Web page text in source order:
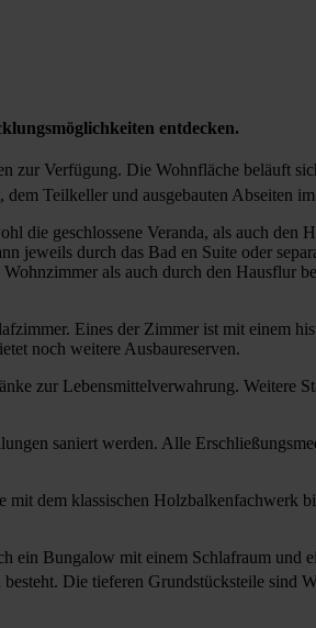
entdecken.
zur Verfügung. Die Wohnfläche beläuft
Teilkeller und ausgebauten Abseiten
die geschlossene Veranda, als auch
durch das Bad en Suite oder
als auch durch den Hausflur
Eines der Zimmer ist mit einem
noch weitere Ausbaureserven.
zur Lebensmittelverwahrung. Weitere
saniert werden. Alle
dem klassischen Holzbalkenfachwerk
Bungalow mit einem Schlafraum und
Die tieferen Grundstücksteile sind